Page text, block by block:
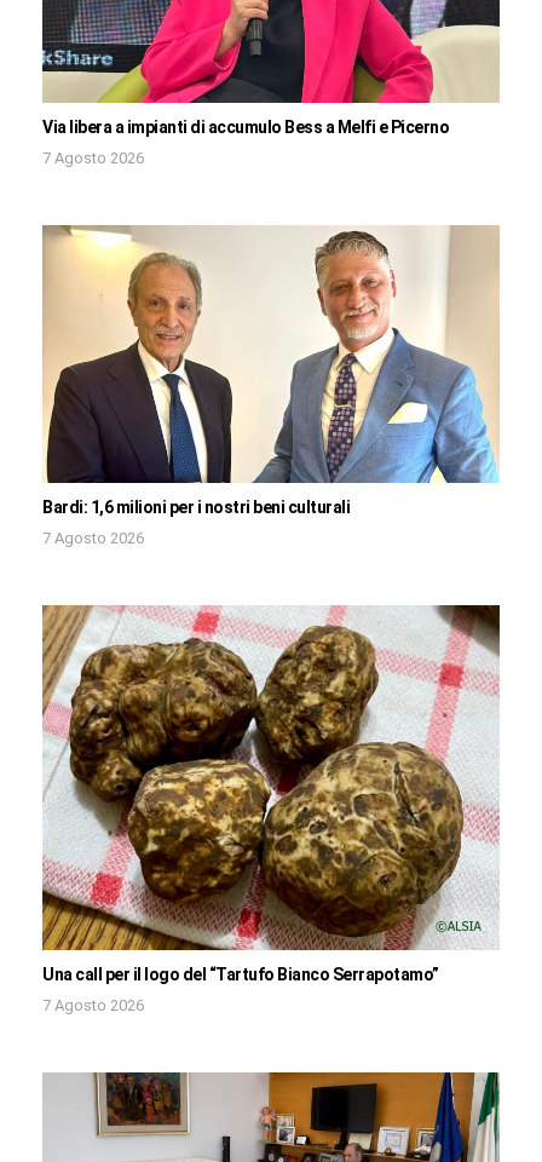
Via libera a impianti di accumulo Bess a Melfi e Picerno
7 Agosto 2026
Bardi: 1,6 milioni per i nostri beni culturali
7 Agosto 2026
Una call per il logo del “Tartufo Bianco Serrapotamo”
7 Agosto 2026